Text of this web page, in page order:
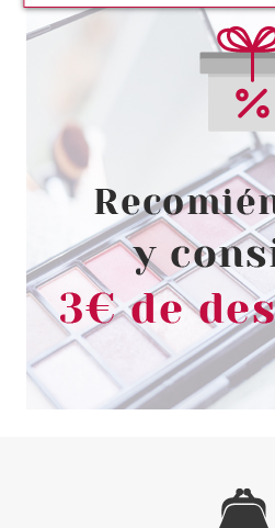
CATRICE
CATRICE
PIGMENTS 030
-18%
CATRICE